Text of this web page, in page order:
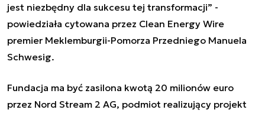
jest niezbędny dla sukcesu tej transformacji” -
powiedziała cytowana przez Clean Energy Wire
premier Meklemburgii-Pomorza Przedniego Manuela
Schwesig.
Fundacja ma być zasilona kwotą 20 milionów euro
przez Nord Stream 2 AG, podmiot realizujący projekt